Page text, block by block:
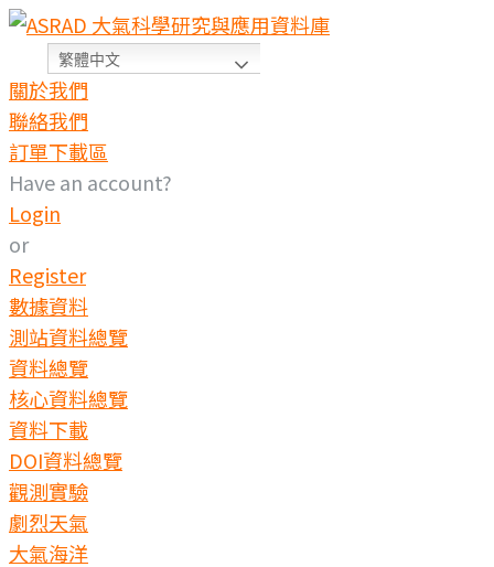
繁體中文
關於我們
聯絡我們
訂單下載區
Have an account?
Login
or
Register
數據資料
測站資料總覽
資料總覽
核心資料總覽
資料下載
DOI資料總覽
觀測實驗
劇烈天氣
大氣海洋